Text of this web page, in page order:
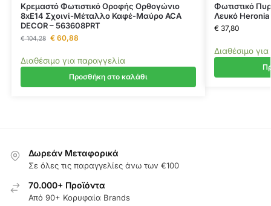
Κρεμαστό Φωτιστικό Οροφής Ορθογώνιο
8xE14 Σχοινί-Μέταλλο Καφέ-Μαύρο ACA
DECOR – 563608PRT
€104,28 €60,88
Διαθέσιμο για παραγγελία
Προσθήκη στο καλάθι
Φωτιστικό
Λευκό Heronia
€37,80
Διαθέσιμο
Δωρεάν Μεταφορικά
Σε όλες τις παραγγελίες άνω των €100
70.000+ Προϊόντα
Από 90+ Κορυφαία Brands